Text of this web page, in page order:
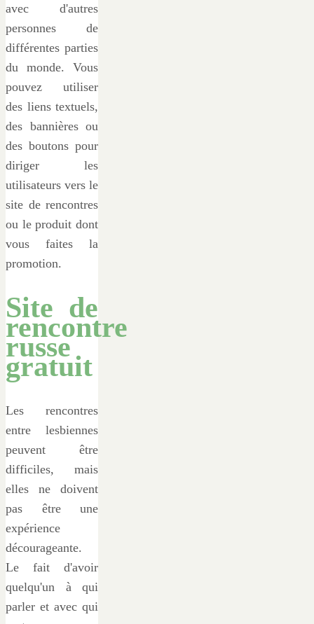
avec d'autres
personnes de
différentes parties
du monde. Vous
pouvez utiliser
des liens textuels,
des bannières ou
des boutons pour
diriger les
utilisateurs vers le
site de rencontres
ou le produit dont
vous faites la
promotion.
Site de
rencontre
russe
gratuit
Les rencontres
entre lesbiennes
peuvent être
difficiles, mais
elles ne doivent
pas être une
expérience
décourageante.
Le fait d'avoir
quelqu'un à qui
parler et avec qui